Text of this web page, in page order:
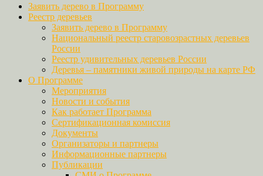
Заявить дерево в Программу
Реестр деревьев
Заявить дерево в Программу
Национальный реестр старовозрастных деревьев
России
Реестр удивительных деревьев России
Деревья – памятники живой природы на карте РФ
О Программе
Мероприятия
Новости и события
Как работает Программа
Сертификационная комиссия
Документы
Организаторы и партнеры
Информационные партнеры
Публикации